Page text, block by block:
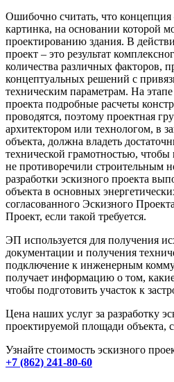
Ошибочно считать, что концепция
картинка, на основании которой
проектированию здания. В
проект – это результат
количества различных факторов,
концептуальных решений с
техническим параметрам. На этапе
проекта подробные расчеты
проводятся, поэтому проектная
архитектором или технологом, в
объекта, должна владеть
технической грамотностью,
не противоречили строительным
разработки эскизного проекта
объекта в основных
согласованного Эскизного
Проект, если такой требуется.
ЭП используется для получения
документации и получения
подключение к инженерным
получает информацию о том,
чтобы подготовить участок к
Цена наших услуг за разработку
проектируемой площади объекта,
Узнайте стоимость эскизного
+7 (862) 241-80-60